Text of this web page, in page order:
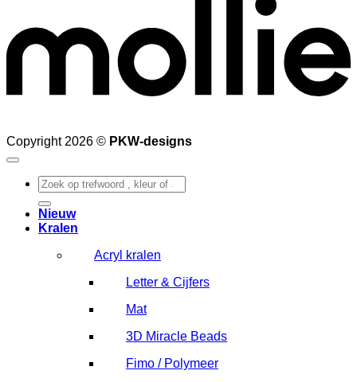
Copyright 2026 © PKW-designs
Zoeken
naar:
Nieuw
Kralen
Acryl kralen
Letter & Cijfers
Mat
3D Miracle Beads
Fimo / Polymeer